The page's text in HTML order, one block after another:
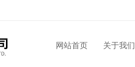
网站首页 关于我们